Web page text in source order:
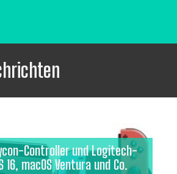
Controller und Logitech-
16, macOS Ventura und Co.